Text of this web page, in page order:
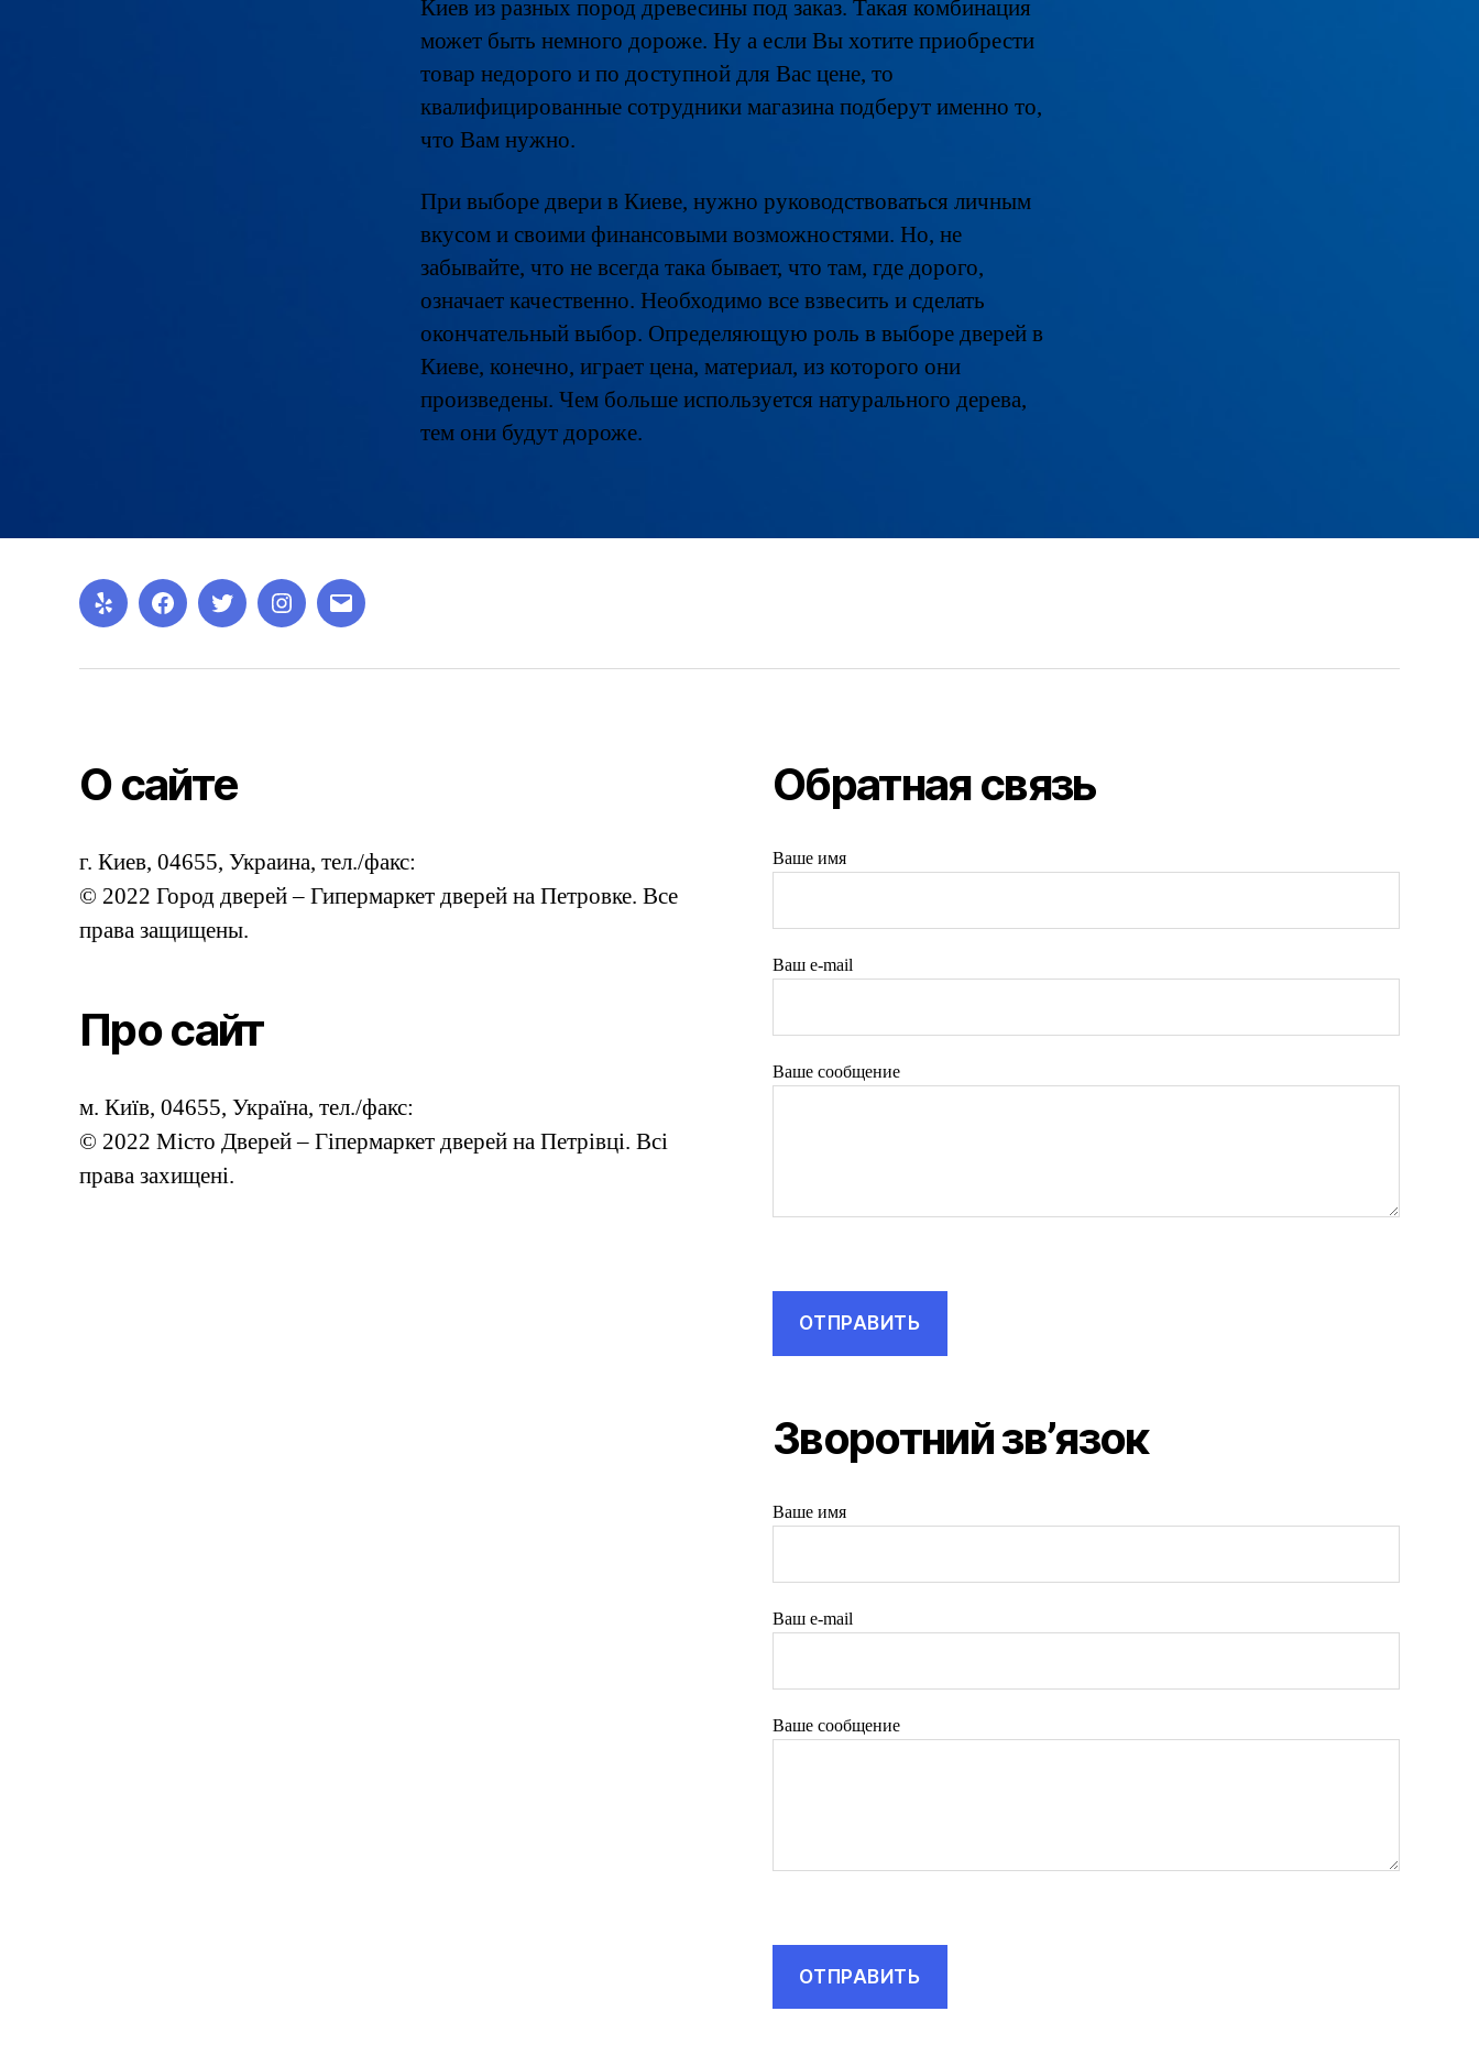
Киев из разных пород древесины под заказ. Такая комбинация
может быть немного дороже. Ну а если Вы хотите приобрести
товар недорого и по доступной для Вас цене, то
квалифицированные сотрудники магазина подберут именно то,
что Вам нужно.
При выборе двери в Киеве, нужно руководствоваться личным
вкусом и своими финансовыми возможностями. Но, не
забывайте, что не всегда така бывает, что там, где дорого,
означает качественно. Необходимо все взвесить и сделать
окончательный выбор. Определяющую роль в выборе дверей в
Киеве, конечно, играет цена, материал, из которого они
произведены. Чем больше используется натурального дерева,
тем они будут дороже.
Yelp FacebookTwitterInstagram
Email
О сайте
г. Киев, 04655, Украина, тел./факс:
© 2022 Город дверей – Гипермаркет дверей на Петровке. Все
права защищены.
Про сайт
м. Київ, 04655, Україна, тел./факс:
© 2022 Місто Дверей – Гіпермаркет дверей на Петрівці. Всі
права захищені.
Обратная связь
Ваше имя
Ваш e-mail
Ваше сообщение
Зворотний зв’язок
Ваше имя
Ваш e-mail
Ваше сообщение